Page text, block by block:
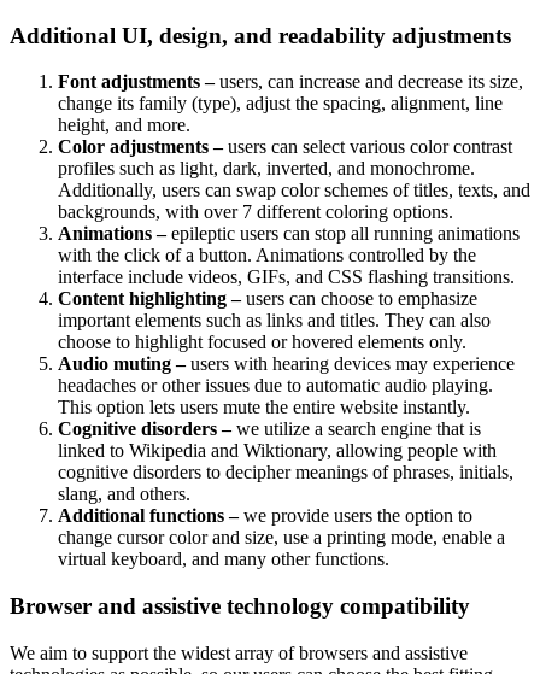
Additional UI, design, and readability adjustments
Font adjustments –users, can increase and decrease its size,
change its family (type), adjust the spacing, alignment, line
height, and more.
Color adjustments –users can select various color contrast
profiles such as light, dark, inverted, and monochrome.
Additionally, users can swap color schemes of titles, texts, and
backgrounds, with over 7 different coloring options.
Animations –epileptic users can stop all running animations
with the click of a button. Animations controlled by the
interface include videos, GIFs, and CSS flashing transitions.
Content highlighting –users can choose to emphasize
important elements such as links and titles. They can also
choose to highlight focused or hovered elements only.
Audio muting –users with hearing devices may experience
headaches or other issues due to automatic audio playing.
This option lets users mute the entire website instantly.
Cognitive disorders –we utilize a search engine that is
linked to Wikipedia and Wiktionary, allowing people with
cognitive disorders to decipher meanings of phrases, initials,
slang, and others.
Additional functions –we provide users the option to
change cursor color and size, use a printing mode, enable a
virtual keyboard, and many other functions.
Browser and assistive technology compatibility
We aim to support the widest array of browsers and assistive